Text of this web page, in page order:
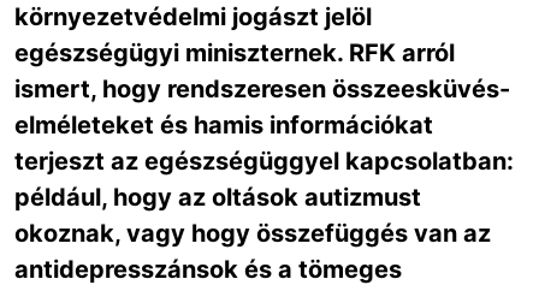
környezetvédelmi jogászt jelöl
egészségügyi miniszternek. RFK arról
ismert, hogy rendszeresen összeesküvés-
elméleteket és hamis információkat
terjeszt az egészségüggyel kapcsolatban:
például, hogy az oltások autizmust
okoznak, vagy hogy összefüggés van az
antidepresszánsok és a tömeges